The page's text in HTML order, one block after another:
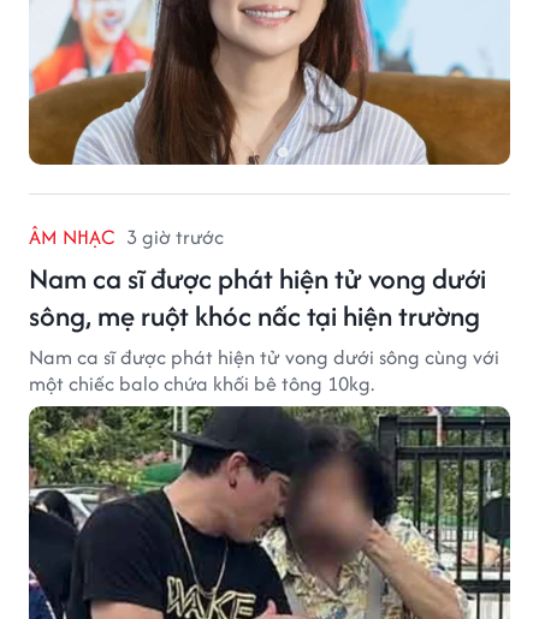
ÂM NHẠC 3 giờ trước
Nam ca sĩ được phát hiện tử vong dưới
sông, mẹ ruột khóc nấc tại hiện trường
Nam ca sĩ được phát hiện tử vong dưới sông cùng với
một chiếc balo chứa khối bê tông 10kg.